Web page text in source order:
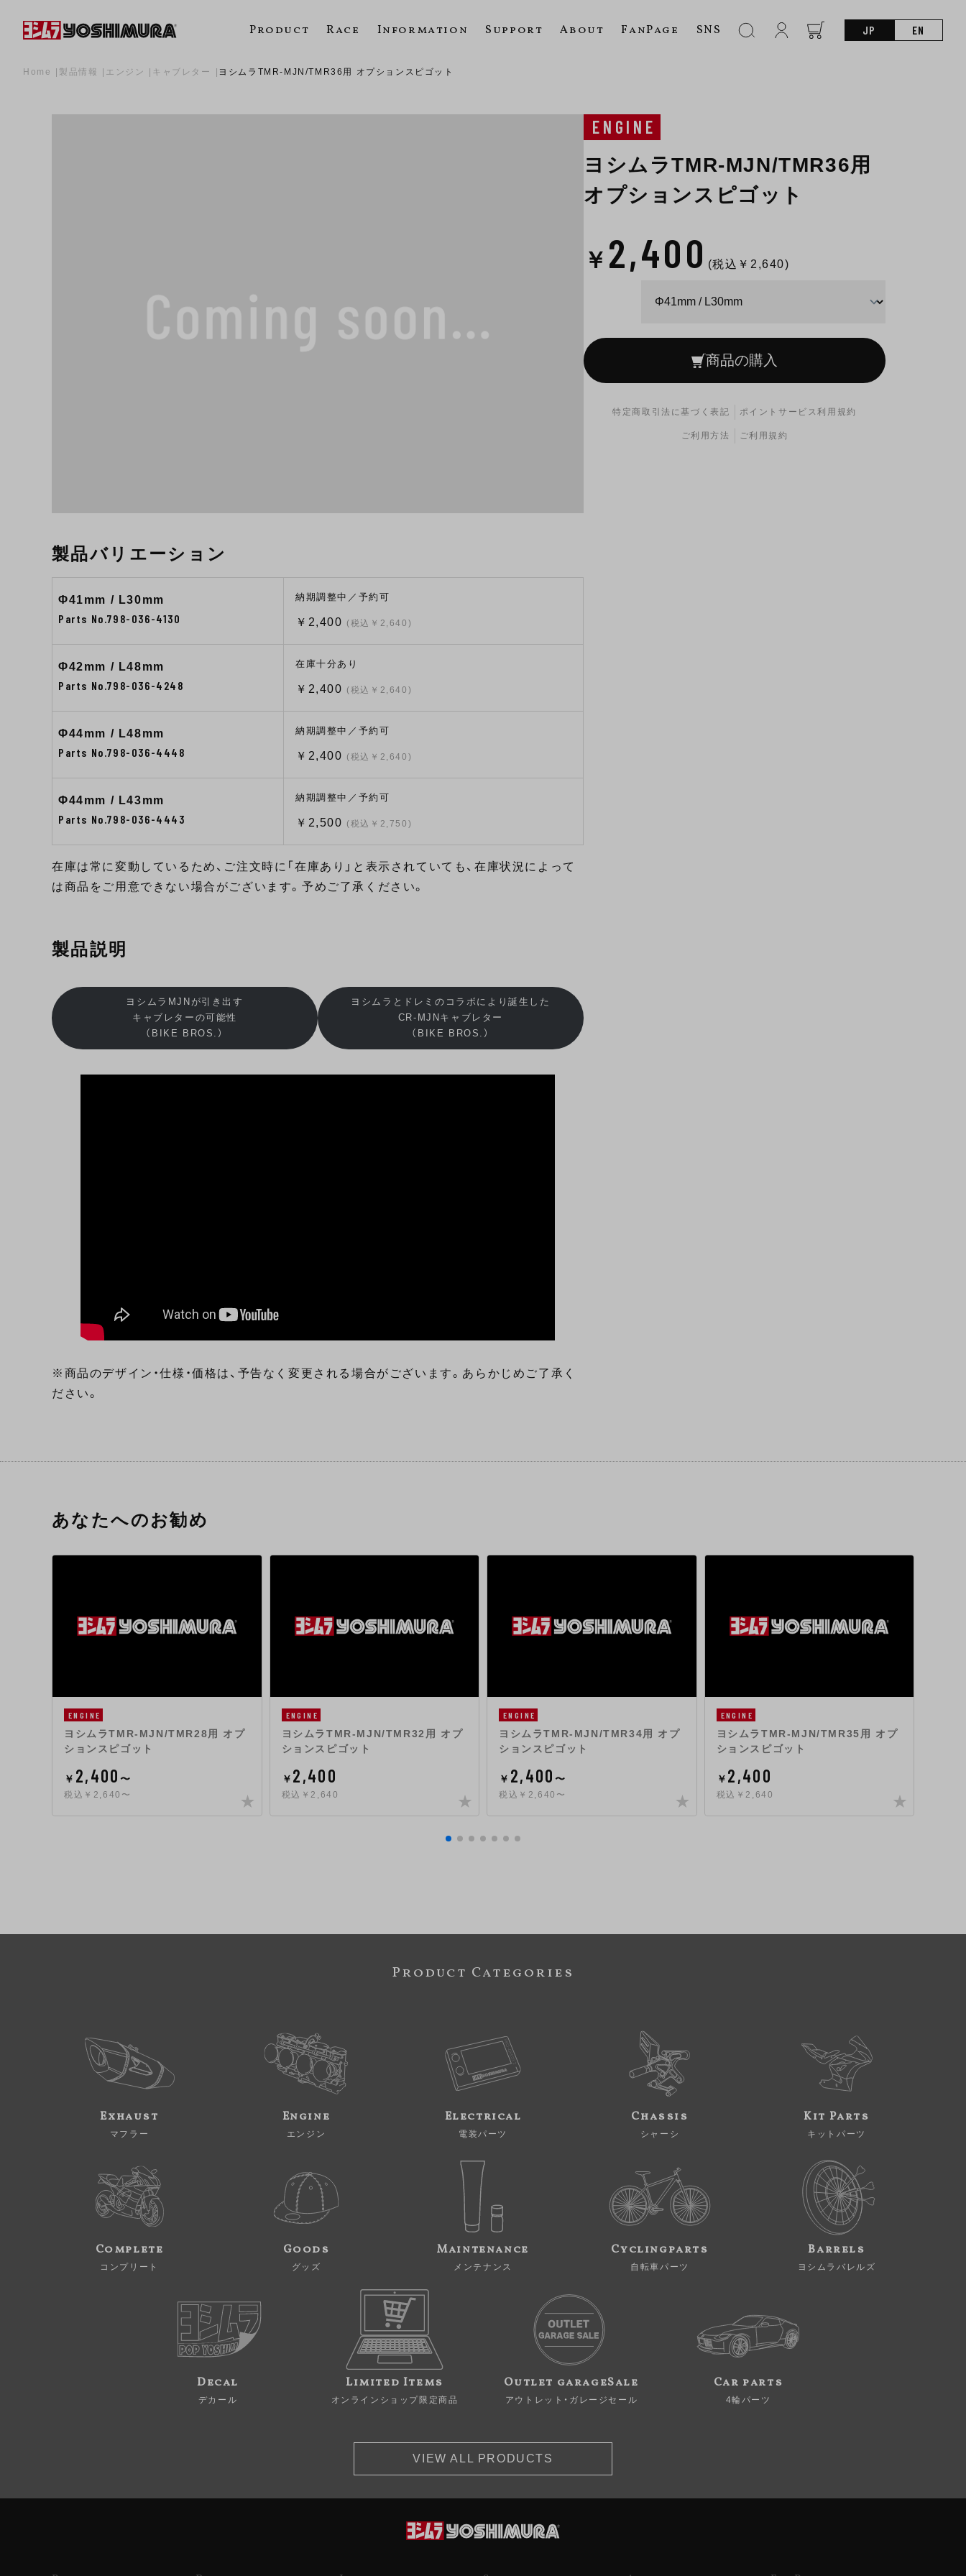
Product Race Information Support About FanPage SNS JP EN
Home 製品情報 エンジン キャブレター ヨシムラTMR-MJN/TMR36用 オプションスピゴット
ENGINE
ヨシムラTMR-MJN/TMR36用
オプションスピゴット
￥ 2,400 (税込￥ 2,640)
商品の購入
特定商取引法に基づく表記 ポイントサービス利用規約
ご利用方法 ご利用規約
製品バリエーション
Φ41mm / L30mm
Parts No.798-036-4130
納期調整中／予約可
￥2,400 (税込￥2,640)
Φ42mm / L48mm
Parts No.798-036-4248
在庫十分あり
￥2,400 (税込￥2,640)
Φ44mm / L48mm
Parts No.798-036-4448
納期調整中／予約可
￥2,400 (税込￥2,640)
Φ44mm / L43mm
Parts No.798-036-4443
納期調整中／予約可
￥2,500 (税込￥2,750)
在庫は常に変動しているため、ご注文時に「在庫あり」と表示されていても、在庫状況によって
は商品をご用意できない場合がございます。予めご了承ください。
製品説明
ヨシムラMJNが引き出す
キャブレターの可能性
（BIKE BROS.）
ヨシムラとドレミのコラボにより誕生した
CR-MJNキャブレター
（BIKE BROS.）
※商品のデザイン・仕様・価格は、予告なく変更される場合がございます。あらかじめご了承く
ださい。
あなたへのお勧め
ENGINE
ヨシムラTMR-MJN/TMR28用 オプ
ションスピゴット
￥ 2,400 〜
税込￥2,640〜
ENGINE
ヨシムラTMR-MJN/TMR32用 オプ
ションスピゴット
￥ 2,400
税込￥2,640
ENGINE
ヨシムラTMR-MJN/TMR34用 オプ
ションスピゴット
￥ 2,400 〜
税込￥2,640〜
ENGINE
ヨシムラTMR-MJN/TMR35用 オプ
ションスピゴット
￥ 2,400
税込￥2,640
Product Categories
Exhaust
マフラー
Engine
エンジン
Electrical
電装パーツ
Chassis
シャーシ
Kit Parts
キットパーツ
Complete
コンプリート
Goods
グッズ
Maintenance
メンテナンス
Cyclingparts
自転車パーツ
Barrels
ヨシムラバレルズ
Decal
デカール
Limited Items
オンラインショップ限定商品
Outlet garageSale
アウトレット・ガレージセール
Car parts
4輪パーツ
VIEW ALL PRODUCTS